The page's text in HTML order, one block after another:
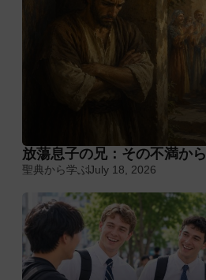
放蕩息子の兄：その不満か
聖典から学ぶJuly 18, 2026